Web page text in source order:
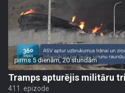
pirms 5 dienām, 20 stundām
Tramps apturējis militāru
411. epizode